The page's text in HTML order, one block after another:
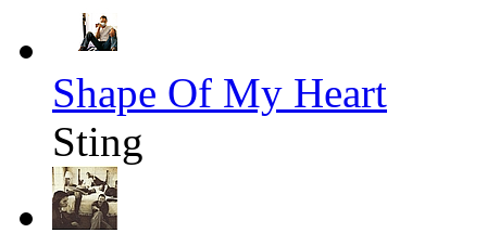
Shape Of My Heart
Sting